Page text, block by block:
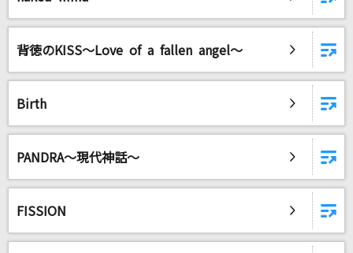
背徳のKISS～Love of a fallen angel～
Birth
PANDRA～現代神話～
FISSION